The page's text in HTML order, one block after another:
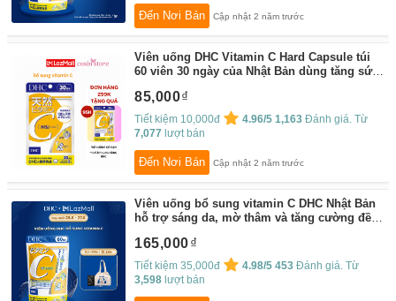
Đến Nơi Bán Cập nhật 2 năm trước
Viên uống DHC Vitamin C Hard Capsule túi
60 viên 30 ngày của Nhật Bản dùng tăng sức
Cosin Store
85,000
Tiết kiệm 10,000đ 4.96/5 1,163 Đánh giá. Từ
7,077 lượt bán
Đến Nơi Bán Cập nhật 2 năm trước
Viên uống bổ sung vitamin C DHC Nhật Bản
hỗ trợ sáng da, mờ thâm và tăng cường đề
165,000
Tiết kiệm 35,000đ 4.98/5 453 Đánh giá. Từ
3,598 lượt bán